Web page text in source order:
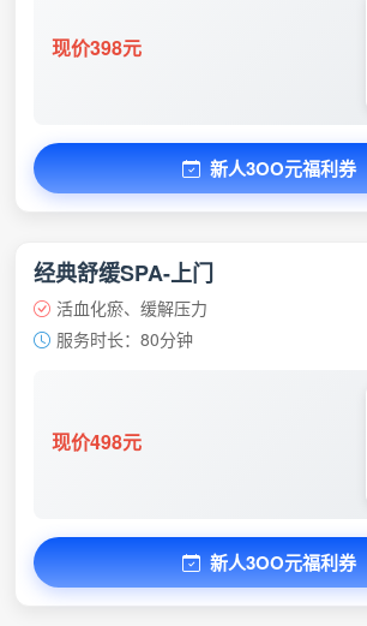
现价398元
新人3OO元福利券
经典舒缓SPA-上门
活血化瘀、缓解压力
服务时长：80分钟
现价498元
新人3OO元福利券